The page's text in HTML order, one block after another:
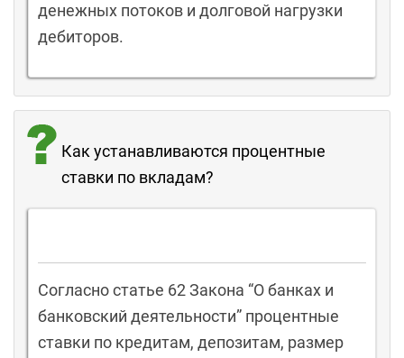
денежных потоков и долговой нагрузки
дебиторов.
Как устанавливаются процентные
ставки по вкладам?
Согласно статье 62 Закона “О банках и
банковский деятельности” процентные
ставки по кредитам, депозитам, размер